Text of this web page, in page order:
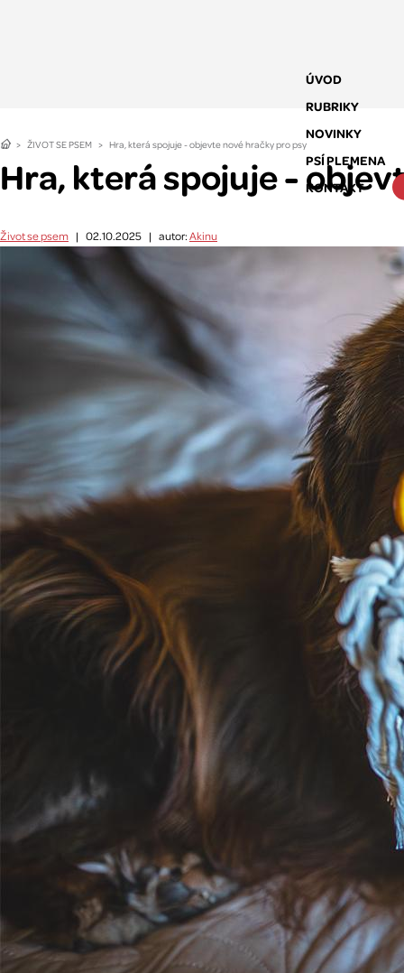
ÚVOD
RUBRIKY
NOVINKY
PSÍ PLEMENA
KONTAKT
ŽIVOT SE PSEM Hra, která spojuje - objevte nové hračky pro psy
Hra, která spojuje -
Život se psem | 02.10.2025 | autor:Akinu